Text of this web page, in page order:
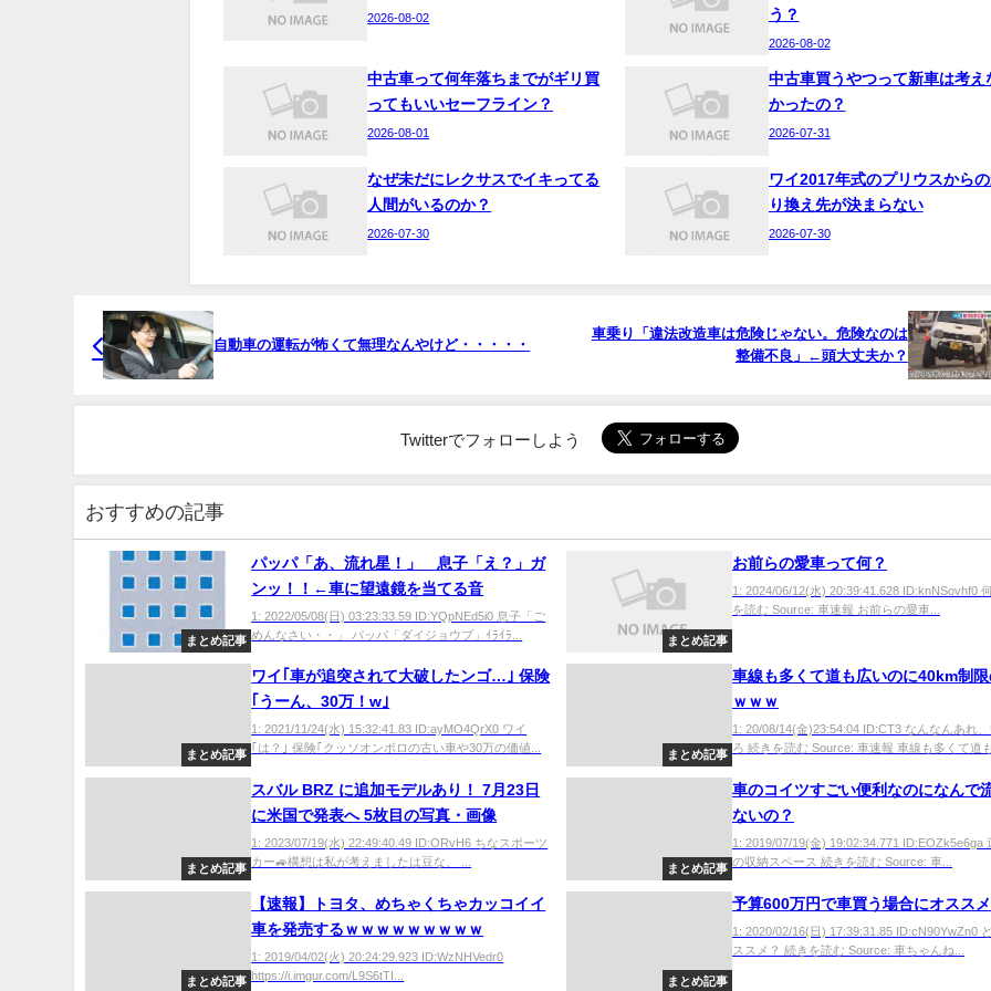
2026-08-02 う？
2026-08-02
中古車って何年落ちまでがギリ買
ってもいいセーフライン？
2026-08-01
中古車買うやつって新車は考え
かったの？
2026-07-31
なぜ未だにレクサスでイキってる
人間がいるのか？
2026-07-30
ワイ2017年式のプリウスから
り換え先が決まらない
2026-07-30
自動車の運転が怖くて無理なんやけど・・・・・
車乗り「違法改造車は危険じゃない。危険なのは
整備不良」←頭大丈夫か？
Twitterでフォローしよう
おすすめの記事
まとめ記事
パッパ「あ、流れ星！」 息子「え？」ガ
ンッ！！←車に望遠鏡を当てる音
1: 2022/05/08(日) 03:23:33.59 ID:YQpNEd5i0 息子「ご
めんなさい・・」 パッパ「ダイジョウブ」ｲﾗｲﾗ...
まとめ記事
お前らの愛車って何？
1: 2024/06/12(水) 20:39:41.628 ID:knNSovhf0
を読む Source: 車速報 お前らの愛車...
まとめ記事
ワイ｢車が追突されて大破したンゴ…｣ 保険
｢うーん、30万！w｣
1: 2021/11/24(水) 15:32:41.83 ID:ayMO4QrX0 ワイ
｢は？｣ 保険｢クッソオンボロの古い車や30万の価値...
まとめ記事
車線も多くて道も広いのに40km制
ｗｗｗ
1: 20/08/14(金)23:54:04 ID:CT3 なんなんあれ
ろ 続きを読む Source: 車速報 車線も多くて道
まとめ記事
スバル BRZ に追加モデルあり！ 7月23日
に米国で発表へ 5枚目の写真・画像
1: 2023/07/19(水) 22:49:40.49 ID:ORvH6 ちなスポーツ
カー🚙構想は私が考えましたは豆な、 ...
まとめ記事
車のコイツすごい便利なのになんで
ないの？
1: 2019/07/19(金) 19:02:34.771 ID:EOZk5e6ga
の収納スペース 続きを読む Source: 車...
まとめ記事
【速報】トヨタ、めちゃくちゃカッコイイ
車を発売するｗｗｗｗｗｗｗｗｗ
1: 2019/04/02(火) 20:24:29.923 ID:WzNHVedr0
https://i.imgur.com/L9S6tTI...
まとめ記事
予算600万円で車買う場合にオスス
1: 2020/02/16(日) 17:39:31.85 ID:cN90YwZn0
ススメ？ 続きを読む Source: 車ちゃんね...